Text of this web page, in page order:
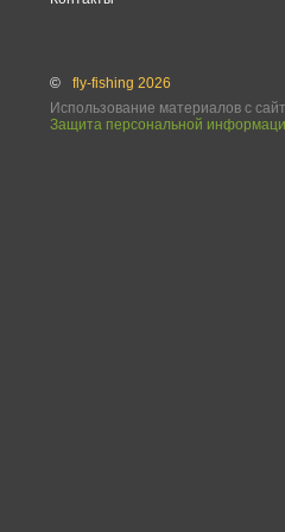
©
fly-fishing 2026
Использование материалов с
Защита персональной